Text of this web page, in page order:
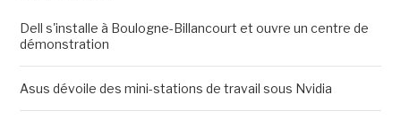
Dell s'installe à Boulogne-Billancourt et ouvre un centre de
démonstration
Asus dévoile des mini-stations de travail sous Nvidia